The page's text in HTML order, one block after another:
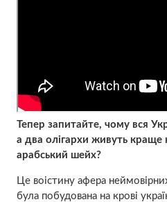
Тепер запитайте, чому вся
а два олігархи живуть краще
арабський шейх?
Це воістину афера
була побудована на крові